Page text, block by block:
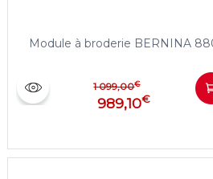
Module à broderie BERNINA
1 099,00€
989,10€